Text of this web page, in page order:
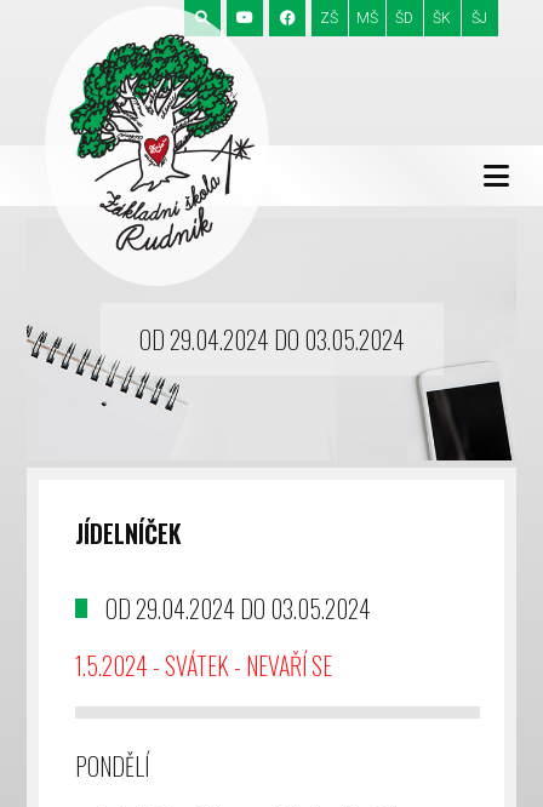
ZŠ MŠ ŠD ŠK ŠJ
OD 29.04.2024 DO 03.05.2024
JÍDELNÍČEK
OD 29.04.2024 DO 03.05.2024
1.5.2024 - SVÁTEK - NEVAŘÍ SE
PONDĚLÍ